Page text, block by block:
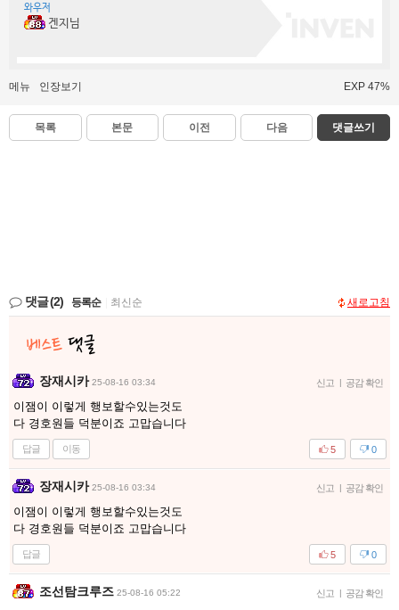
와우저
겐지님
메뉴 인장보기 EXP 47%
목록 본문 이전 다음 댓글쓰기
댓글(2) 등록순 최신순 새로고침
장재시카 25-08-16 03:34 신고 공감 확인
이잼이 이렇게 행보할수있는것도
다 경호원들 덕분이죠 고맙습니다
답글 이동 0
5
장재시카 25-08-16 03:34 신고 공감 확인
이잼이 이렇게 행보할수있는것도
다 경호원들 덕분이죠 고맙습니다
답글 0
5
조선탐크루즈 25-08-16 05:22 신고 공감 확인